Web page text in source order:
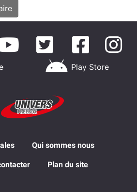
Play Store
Qui sommes nous
Plan du site